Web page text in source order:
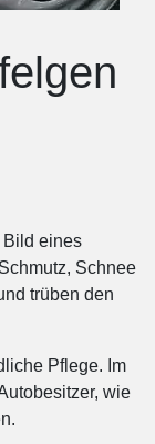
Bild eines
Schnee
trüben den
Pflege. Im
wie